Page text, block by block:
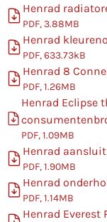
Henrad
PDF, 3.88MB
Henrad
PDF, 633.73kB
Henrad 8
PDF, 1.26MB
Henrad Eclipse
PDF, 1.09MB
Henrad
PDF, 1.90MB
Henrad
PDF, 1.14MB
Henrad